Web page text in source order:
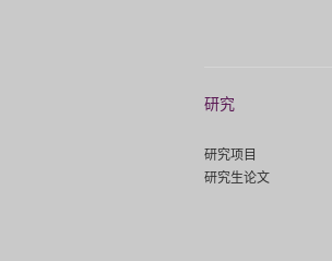
研究
研究项目
研究生论文